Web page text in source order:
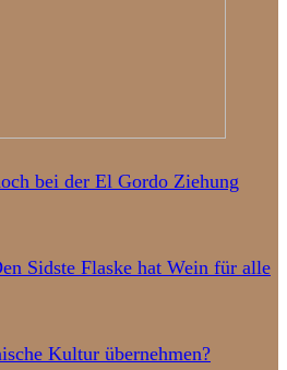
bei der El Gordo Ziehung
Sidste Flaske hat Wein für alle
Kultur übernehmen?